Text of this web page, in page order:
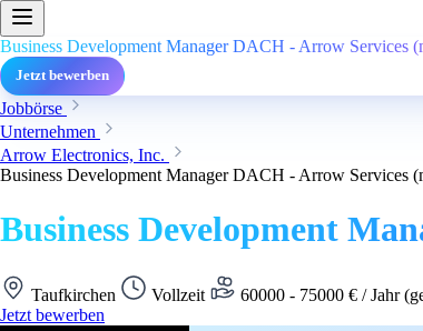
Business Development Manager DACH - Arrow Services
Jetzt bewerben
Jobbörse
Unternehmen
Arrow Electronics, Inc.
Business Development Manager DACH - Arrow Services
Business Development
Taufkirchen Vollzeit 60000 - 75000 € / Jahr
Jetzt bewerben